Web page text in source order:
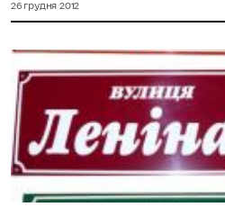
26 грудня 2012